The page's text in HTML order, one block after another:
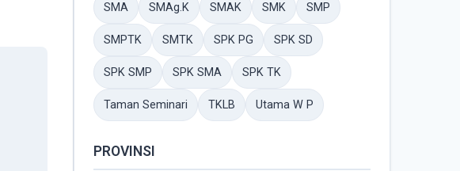
SMA SMAg.K SMAK SMK SMP
SMPTK SMTK SPK PG SPK SD
SPK SMP SPK SMA SPK TK
Taman Seminari TKLB Utama W P
PROVINSI